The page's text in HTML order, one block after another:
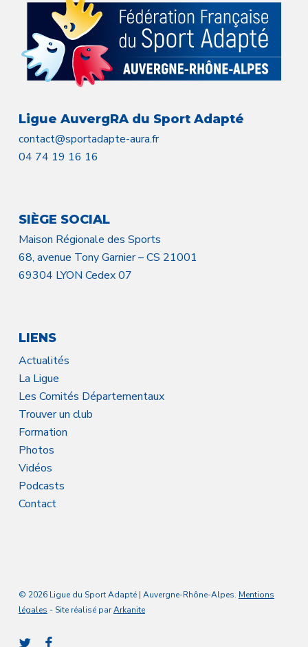
Ligue AuvergRA du Sport Adapté
contact@sportadapte-aura.fr
04 74 19 16 16
SIÈGE SOCIAL
Maison Régionale des Sports
68, avenue Tony Garnier – CS 21001
69304 LYON Cedex 07
LIENS
Actualités
La Ligue
Les Comités Départementaux
Trouver un club
Formation
Photos
Vidéos
Podcasts
Contact
© 2026 Ligue du Sport Adapté | Auvergne-Rhône-Alpes. Mentions
légales - Site réalisé parArkanite
twitter facebook